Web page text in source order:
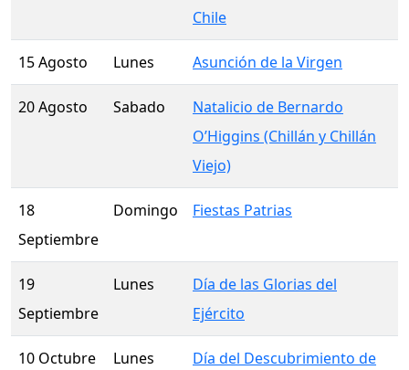
Chile
15 Agosto Lunes Asunción de la Virgen
20 Agosto Sabado
Natalicio de Bernardo
O’Higgins (Chillán y Chillán
Viejo)
18
Septiembre
Domingo Fiestas Patrias
19
Septiembre
Lunes
Día de las Glorias del
Ejército
10 Octubre Lunes
Día del Descubrimiento de